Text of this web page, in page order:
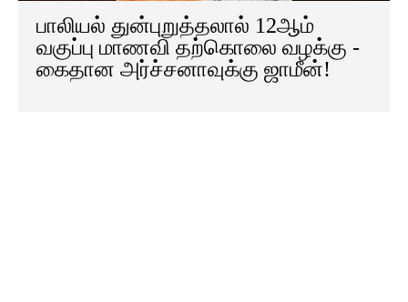
பாலியல் துன்புறுத்தலால் 12ஆம்
வகுப்பு மாணவி தற்கொலை வழக்கு -
கைதான அர்ச்சனாவுக்கு ஜாமீன்!